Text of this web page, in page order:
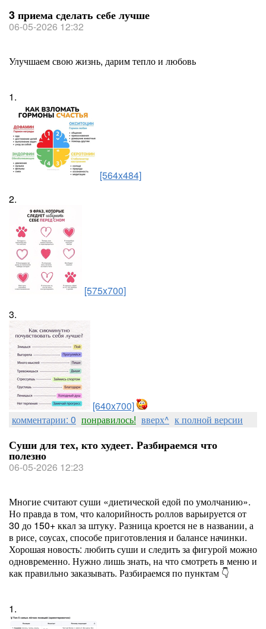
3 приема сделать себе лучше
06-05-2026 12:32
Улучшаем свою жизнь, дарим тепло и любовь
1.
[564x484]
2.
[575x700]
3.
[640x700]
комментарии: 0 понравилось! вверх^ к полной версии
Суши для тех, кто худеет. Разбираемся что
полезно
06-05-2026 12:23
Многие считают суши «диетической едой по умолчанию».
Но правда в том, что калорийность роллов варьируется от
30 до 150+ ккал за штуку. Разница кроется не в названии, а
в рисе, соусах, способе приготовления и балансе начинки.
Хорошая новость: любить суши и следить за фигурой можно
одновременно. Нужно лишь знать, на что смотреть в меню и
как правильно заказывать. Разбираемся по пунктам 👇
1.